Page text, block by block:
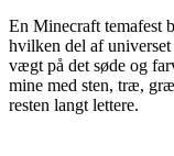
En Minecraft temafest
hvilken del af
vægt på det søde og
mine med sten, træ,
resten langt lettere.